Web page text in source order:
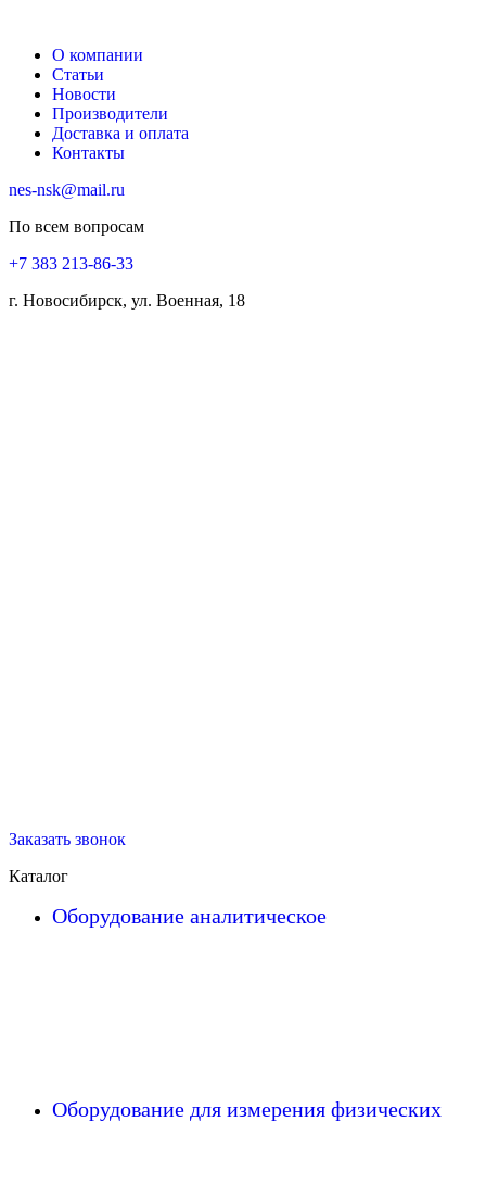
О компании
Статьи
Новости
Производители
Доставка и оплата
Контакты
nes-nsk@mail.ru
По всем вопросам
+7 383 213-86-33
г. Новосибирск, ул. Военная, 18
Заказать звонок
Каталог
Оборудование аналитическое
Оборудование для измерения физических